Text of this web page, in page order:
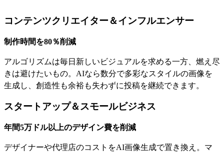
コンテンツクリエイター＆インフルエンサー
制作時間を80％削減
アルゴリズムは毎日新しいビジュアルを求める一方、燃え尽
きは避けたいもの。AIなら数分で多彩なスタイルの画像を
生成し、創造性も余裕も失わずに投稿を継続できます。
スタートアップ＆スモールビジネス
年間5万ドル以上のデザイン費を削減
デザイナーや代理店のコストをAI画像生成で置き換え。マ